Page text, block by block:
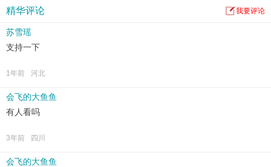
精华评论 我要评论
苏雪瑶
支持一下
1年前 河北
会飞的大鱼鱼
有人看吗
3年前 四川
会飞的大鱼鱼